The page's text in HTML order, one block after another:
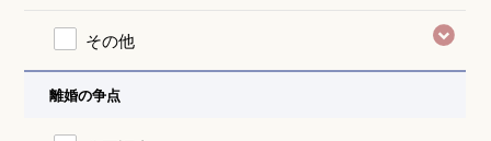
その他
離婚の争点